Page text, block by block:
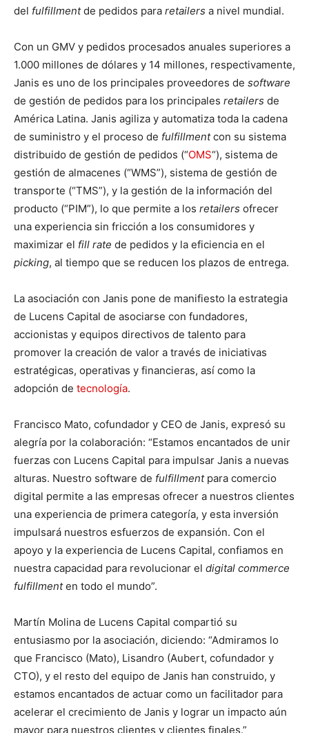
del fulfillmentde pedidos para retailers a nivel mundial.
Con un GMV y pedidos procesados anuales superiores a
1.000 millones de dólares y 14 millones, respectivamente,
Janis es uno de los principales proveedores de software
de gestión de pedidos para los principales retailers de
América Latina. Janis agiliza y automatiza toda la cadena
de suministro y el proceso de fulfillmentcon su sistema
distribuido de gestión de pedidos (“OMS“), sistema de
gestión de almacenes (“WMS”), sistema de gestión de
transporte (“TMS”), y la gestión de la información del
producto (“PIM”), lo que permite a los retailers ofrecer
una experiencia sin fricción a los consumidores y
maximizar el fill rate de pedidos y la eficiencia en el
picking, al tiempo que se reducen los plazos de entrega.
La asociación con Janis pone de manifiesto la estrategia
de Lucens Capital de asociarse con fundadores,
accionistas y equipos directivos de talento para
promover la creación de valor a través de iniciativas
estratégicas, operativas y financieras, así como la
adopción de tecnología.
Francisco Mato, cofundador y CEO de Janis, expresó su
alegría por la colaboración: “Estamos encantados de unir
fuerzas con Lucens Capital para impulsar Janis a nuevas
alturas. Nuestro software de fulfillment para comercio
digital permite a las empresas ofrecer a nuestros clientes
una experiencia de primera categoría, y esta inversión
impulsará nuestros esfuerzos de expansión. Con el
apoyo y la experiencia de Lucens Capital, confiamos en
nuestra capacidad para revolucionar el digital commerce
fulfillmenten todo el mundo”.
Martín Molina de Lucens Capital compartió su
entusiasmo por la asociación, diciendo: “Admiramos lo
que Francisco (Mato), Lisandro (Aubert, cofundador y
CTO), y el resto del equipo de Janis han construido, y
estamos encantados de actuar como un facilitador para
acelerar el crecimiento de Janis y lograr un impacto aún
mayor para nuestros clientes y clientes finales.”